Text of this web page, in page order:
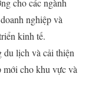
cho các ngành
nghiệp và
kinh tế.
du lịch và cải thiện
mới cho khu vực và